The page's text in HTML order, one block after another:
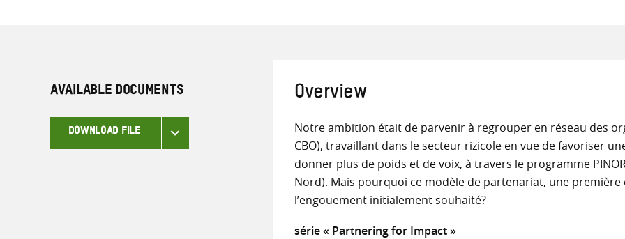
AVAILABLE DOCUMENTS
DOWNLOAD FILE
Overview
Notre ambition était de parvenir à regrouper en réseau des
CBO), travaillant dans le secteur rizicole en vue de favoriser
donner plus de poids et de voix, à travers le programme
Nord). Mais pourquoi ce modèle de partenariat, une première
l’engouement initialement souhaité?
série « Partnering for Impact »